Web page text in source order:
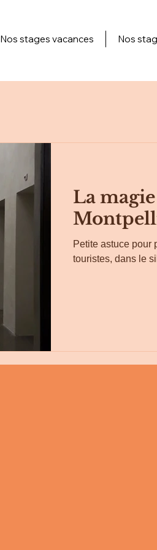
Nos stages vacances Nos
La
Petite astuce pour
touristes, dans le